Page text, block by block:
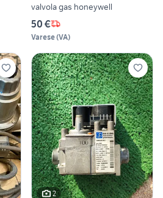
valvola gas honeywell
50 €
Varese(VA)
2